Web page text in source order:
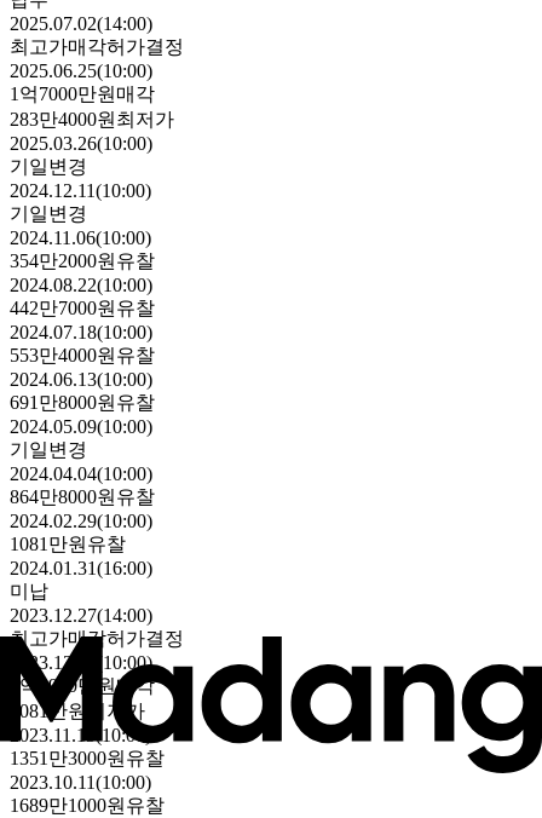
2025.07.02(14:00)
최고가매각허가결정
2025.06.25(10:00)
1억7000만원 매각
283만4000원 최저가
2025.03.26(10:00)
기일변경
2024.12.11(10:00)
기일변경
2024.11.06(10:00)
354만2000원 유찰
2024.08.22(10:00)
442만7000원 유찰
2024.07.18(10:00)
553만4000원 유찰
2024.06.13(10:00)
691만8000원 유찰
2024.05.09(10:00)
기일변경
2024.04.04(10:00)
864만8000원 유찰
2024.02.29(10:00)
1081만원 유찰
2024.01.31(16:00)
미납
2023.12.27(14:00)
최고가매각허가결정
2023.12.20(10:00)
1억1900만원매각
1081만원
최저가
2023.11.15(10:00)
1351만3000원 유찰
2023.10.11(10:00)
1689만1000원 유찰